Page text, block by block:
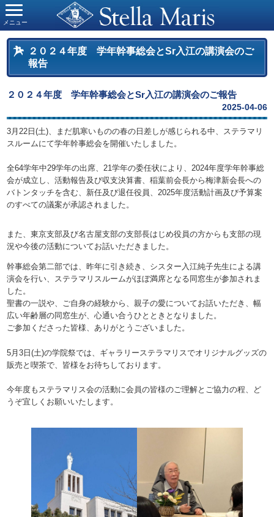
メニュー
２０２４年度 学年幹事総会とSr入江の講演会のご
報告
２０２４年度 学年幹事総会とSr入江の講演会のご報告
2025-04-06
3月22日(土)、まだ肌寒いものの春の日差しが感じられる中、ステラマリ
スルームにて学年幹事総会を開催いたしました。
全64学年中29学年の出席、21学年の委任状により、2024年度学年幹事総
会が成立し、活動報告及び収支決算書、稲葉前会長から梅津新会長への
バトンタッチを含む、新任及び退任役員、2025年度活動計画及び予算案
のすべての議案が承認されました。
また、東京支部及び名古屋支部の支部長はじめ役員の方からも支部の現
況や今後の活動についてお話いただきました。
幹事総会第二部では、昨年に引き続き、シスター入江純子先生による講
演会を行い、ステラマリスルームがほぼ満席となる同窓生が参加されま
した。
聖書の一説や、ご自身の経験から、親子の愛についてお話いただき、幅
広い年齢層の同窓生が、心通い合うひとときとなりました。
ご参加くださった皆様、ありがとうございました。
5月3日(土)の学院祭では、ギャラリーステラマリスでオリジナルグッズの
販売と喫茶で、皆様をお待ちしております。
今年度もステラマリス会の活動に会員の皆様のご理解とご協力の程、ど
うぞ宜しくお願いいたします。